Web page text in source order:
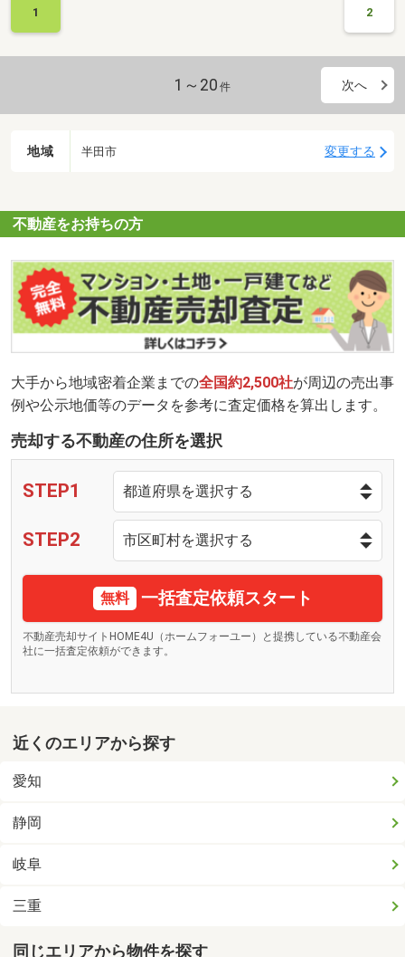
1 2
1～20 件 次へ
地域 半田市 変更する
不動産をお持ちの方
大手から地域密着企業までの全国約2,500社が周辺の売出事
例や公示地価等のデータを参考に査定価格を算出します。
売却する不動産の住所を選択
STEP1
STEP2
無料 一括査定依頼スタート
不動産売却サイトHOME4U（ホームフォーユー）と提携している不動産会
社に一括査定依頼ができます。
近くのエリアから探す
愛知
静岡
岐阜
三重
同じエリアから物件を探す